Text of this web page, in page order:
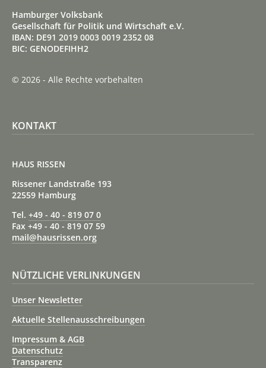
Hamburger Volksbank
Gesellschaft für Politik und Wirtschaft e.V.
IBAN: DE91 2019 0003 0019 2352 08
BIC: GENODEFIHH2
© 2026 - Alle Rechte vorbehalten
KONTAKT
HAUS RISSEN
Rissener Landstraße 193
22559 Hamburg
Tel. +49 - 40 - 819 07 0
Fax +49 - 40 - 819 07 59
mail@hausrissen.org
NÜTZLICHE VERLINKUNGEN
Unser Newsletter
Aktuelle Stellenausschreibungen
Impressum & AGB
Datenschutz
Transparenz